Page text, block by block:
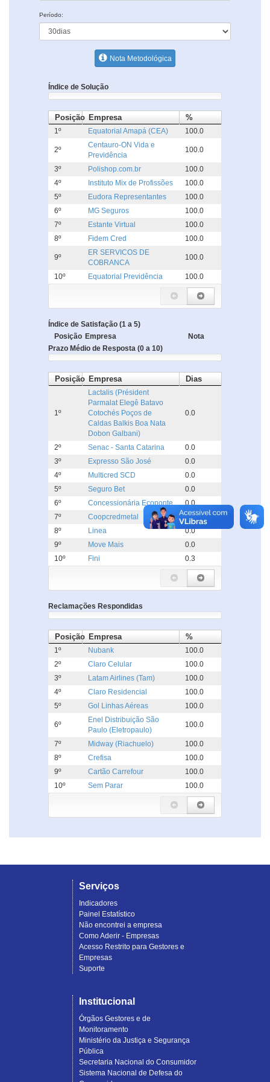
Período:
Nota Metodológica
Índice de Solução
Posição Empresa %
1º Equatorial Amapá (CEA) 100.0
2º
Centauro-ON Vida e
Previdência
100.0
3º Polishop.com.br
100.0
4º
Instituto Mix de Profissões
100.0
5º
Eudora Representantes
100.0
6º
MG Seguros
100.0
7º
Estante Virtual
100.0
8º
Fidem Cred 100.0
9º
ER SERVICOS DE
COBRANCA
100.0
10º Equatorial Previdência 100.0
Índice de Satisfação (1 a 5)
Posição Empresa
Nota
Prazo Médio de Resposta (0 a 10)
Posição Empresa Dias
1º
Lactalis (Président
Parmalat Elegê Batavo
Cotochés Poços de
Caldas Balkis Boa Nata
Dobon Galbani)
0.0
2º Senac - Santa Catarina
0.0
3º
Expresso São José
0.0
4º
Multicred SCD
0.0
5º
Seguro Bet
0.0
6º
Concessionária Ecoponte
0.0
7º
Coopcredmetal
0.0
8º
Linea
0.0
9º
Move Mais
0.0
10º
Fini 0.3
Reclamações Respondidas
Posição Empresa %
1º Nubank
100.0
2º
Claro Celular
100.0
3º
Latam Airlines (Tam)
100.0
4º
Claro Residencial
100.0
5º
Gol Linhas Aéreas 100.0
6º
Enel Distribuição São
Paulo (Eletropaulo)
100.0
7º Midway (Riachuelo)
100.0
8º
Crefisa
100.0
9º
Cartão Carrefour
100.0
10º
Sem Parar 100.0
Serviços
Indicadores
Painel Estatístico
Não encontrei a empresa
Como Aderir - Empresas
Acesso Restrito para Gestores e
Empresas
Suporte
Institucional
Órgãos Gestores e de
Monitoramento
Ministério da Justiça e Segurança
Pública
Secretaria Nacional do Consumidor
Sistema Nacional de Defesa do